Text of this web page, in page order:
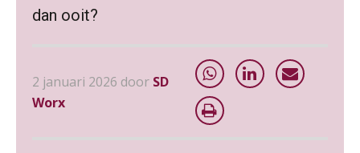
dan ooit?
2 januari 2026 door SD
Worx